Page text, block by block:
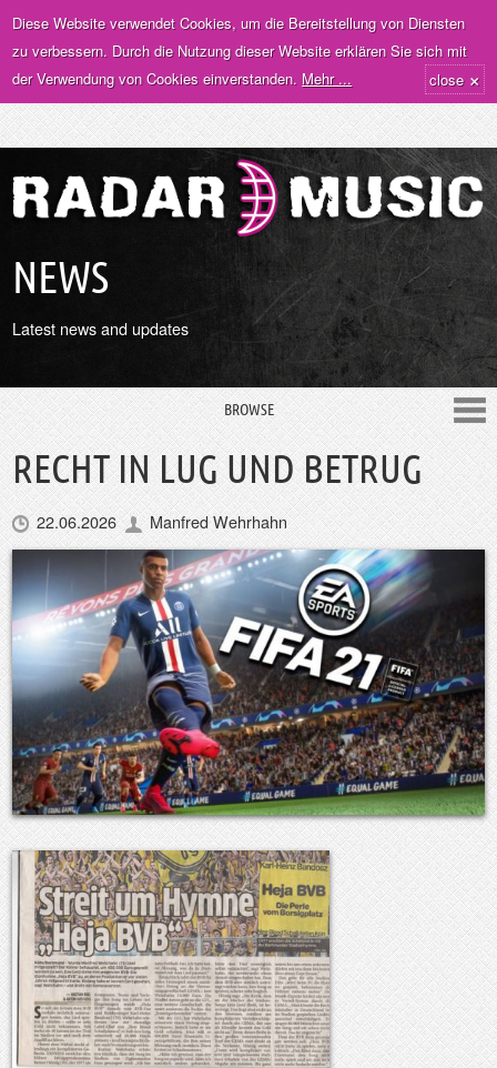
Diese Website verwendet Cookies, um die Bereitstellung von Diensten
zu verbessern. Durch die Nutzung dieser Website erklären Sie sich mit
der Verwendung von Cookies einverstanden. Mehr ... close ×
NEWS
Latest news and updates
BROWSE
RECHT IN LUG UND BETRUG
22.06.2026 Manfred Wehrhahn